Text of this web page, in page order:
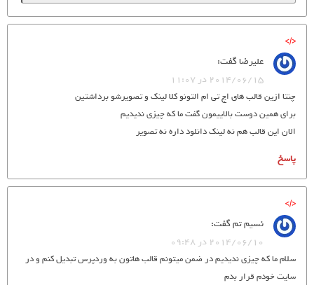
علیرضاگفت:
2014/06/15 در 11:07
چنتا ازین قالب های اچ تی ام التونو کلا لینک و تصویرشو برداشتین
برای همین دوست بالاییمون گفت ما که چیزی ندیدیم
الان این قالب هم نه لینک دانلود داره نه تصویر
پاسخ
نسیم تمگفت:
2014/06/10 در 09:48
سلام ما که چیزی ندیدیم در ضمن میتونم قالب هاتون به وردپرس تبدیل کنم و در
سایت خودم قرار بدم